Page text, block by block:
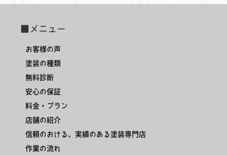
■メニュー
お客様の声
塗装の種類
無料診断
安心の保証
料金・プラン
店舗の紹介
信頼のおける、実績のある塗装専門店
作業の流れ